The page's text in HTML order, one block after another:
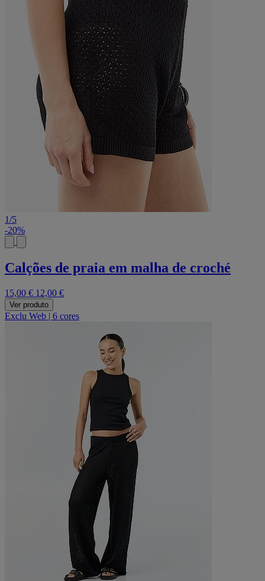
1/5
-20%
Calções de praia em malha de croché
15,00 € 12,00 €
Ver produto
Exclu Web | 6 cores